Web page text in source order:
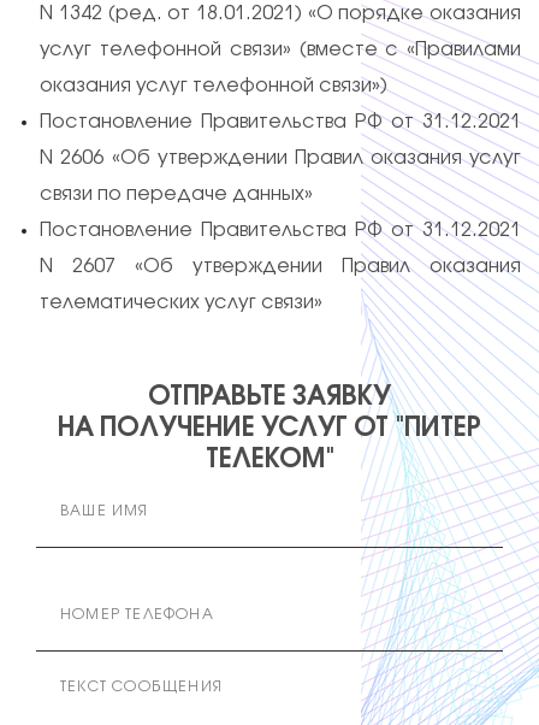
N 1342 (ред. от 18.01.2021) «О порядке оказания
услуг телефонной связи» (вместе с «Правилами
оказания услуг телефонной связи»)
Постановление Правительства РФ от 31.12.2021
N 2606 «Об утверждении Правил оказания услуг
связи по передаче данных»
Постановление Правительства РФ от 31.12.2021
N 2607 «Об утверждении Правил оказания
телематических услуг связи»
ОТПРАВЬТЕ ЗАЯВКУ
НА ПОЛУЧЕНИЕ УСЛУГ ОТ "ПИТЕР
ТЕЛЕКОМ"